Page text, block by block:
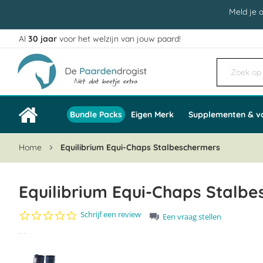
Meld je
Ga
naar
de
inhoud
Al 30 jaar voor het welzijn van jouw paard!
Bundle Packs Eigen Merk Supplementen &
Home Equilibrium Equi-Chaps Stalbeschermers
Equilibrium Equi-Chaps
0.0
Schrijf een review
Een vraag stellen